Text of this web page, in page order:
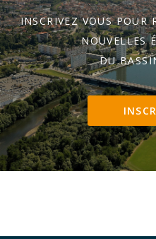
INSCRIVEZ VOUS POUR
NOUVELLES
DU